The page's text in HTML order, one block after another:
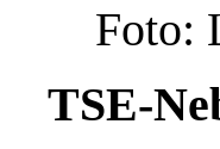
Foto:
TSE-